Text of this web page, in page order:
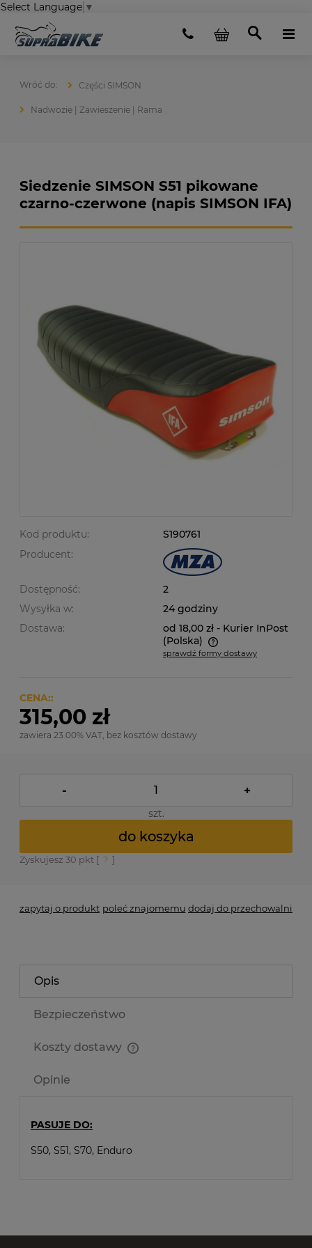
Select Language ▼
Części SIMSON
Nadwozie | Zawieszenie | Rama
Siedzenie SIMSON S51 pikowane
czarno-czerwone (napis SIMSON IFA)
Kod produktu:
S190761
Producent:
Dostępność:
2
Wysyłka w:
24 godziny
Dostawa:
od 18,00 zł - Kurier InPost
(Polska)
Cena nie zawiera ewentualnych kosztów płatności
sprawdź formy dostawy
CENA::
315,00 zł
zawiera 23.00% VAT, bez kosztów dostawy
- +
szt.
do koszyka
Zyskujesz 30 pkt [ ? ]
zapytaj o produkt poleć znajomemu dodaj do przechowalni
Opis
Bezpieczeństwo
Koszty dostawy
Opinie
PASUJE DO:
S50, S51, S70, Enduro